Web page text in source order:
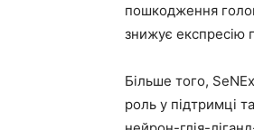
пошкодження
знижує експресію
Більше того,
роль у підтримці